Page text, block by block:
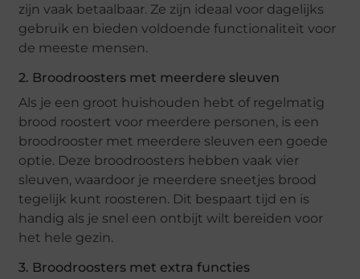
zijn vaak betaalbaar. Ze zijn ideaal voor dagelijks
gebruik en bieden voldoende functionaliteit voor
de meeste mensen.
2. Broodroosters met meerdere sleuven
Als je een groot huishouden hebt of regelmatig
brood roostert voor meerdere personen, is een
broodrooster met meerdere sleuven een goede
optie. Deze broodroosters hebben vaak vier
sleuven, waardoor je meerdere sneetjes brood
tegelijk kunt roosteren. Dit bespaart tijd en is
handig als je snel een ontbijt wilt bereiden voor
het hele gezin.
3. Broodroosters met extra functies